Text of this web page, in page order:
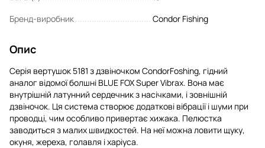
Бренд-виробник
Condor Fishing
Опис
Серія вертушок 5181 з дзвіночком CondorFoshing, гідний
аналог відомої болшні BLUE FOX Super Vibrax. Вона має
внутрішній латунний сердечник з насічками, і зовнішній
дзвіночок. Ця система створює додаткові вібрації і шуми при
проводці, чим особливо привертає хижака. Пелюстка
заводиться з малих швидкостей. На неї можна ловити щуку,
окуня, жереха, голавля і харіуса.